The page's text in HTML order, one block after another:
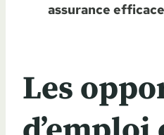
assurance efficace
Les